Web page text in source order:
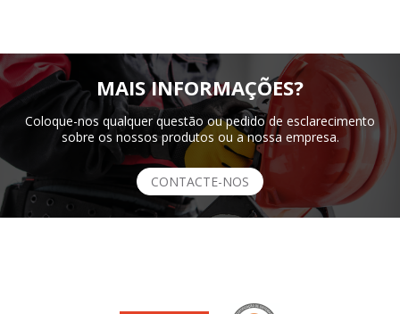
MAIS INFORMAÇÕES?
Coloque-nos qualquer questão ou pedido de esclarecimento
sobre os nossos produtos ou a nossa empresa.
CONTACTE-NOS